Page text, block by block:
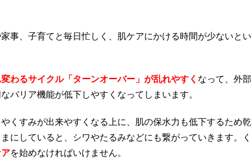
事、子育てと毎日忙しく、肌ケアにかける時間が少ないとい
わるサイクル「ターンオーバー」が乱れやすく なって、外部
バリア機能が低下しやすくなってしまいます。
くすみが出来やすくなる上に、肌の保水力も低下するため乾
にしていると、シワやたるみなどにも繋がっていきます。く
を始めなければいけません。